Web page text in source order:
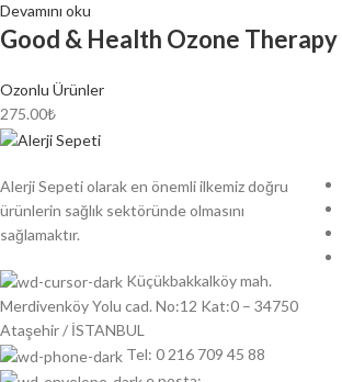
Devamını oku
Good & Health Ozone
Ozonlu Ürünler
275.00₺
Alerji Sepeti olarak en önemli ilkemiz doğru
ürünlerin sağlık sektöründe olmasını
sağlamaktır.
Küçükbakkalköy mah.
Merdivenköy Yolu cad. No:12 Kat:0 – 34750
Ataşehir / İSTANBUL
Tel: 0 216 709 45 88